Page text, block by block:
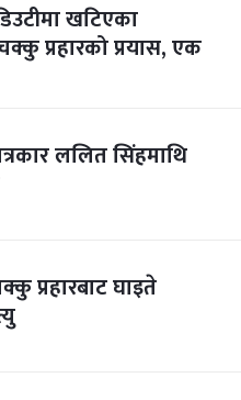
खटिएका
प्रहारको प्रयास, एक
ललित सिंहमाथि
प्रहारबाट घाइते